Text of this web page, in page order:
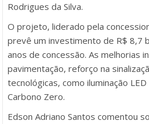
Rodrigues da Silva.
O projeto, liderado pela
prevê um investimento de R$ 8,7
anos de concessão. As melhorias
pavimentação, reforço na
tecnológicas, como iluminação
Carbono Zero.
Edson Adriano Santos comentou